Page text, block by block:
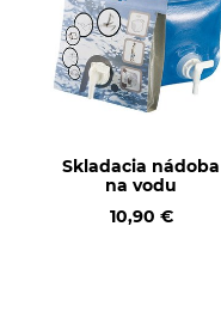
Skladacia nádoba
na vodu
10,90 €